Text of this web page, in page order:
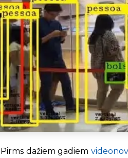
Pirms dažiem gadiem